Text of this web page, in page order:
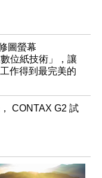
圖螢幕
位紙技術」，讓
作得到最完美的
CONTAX G2 試